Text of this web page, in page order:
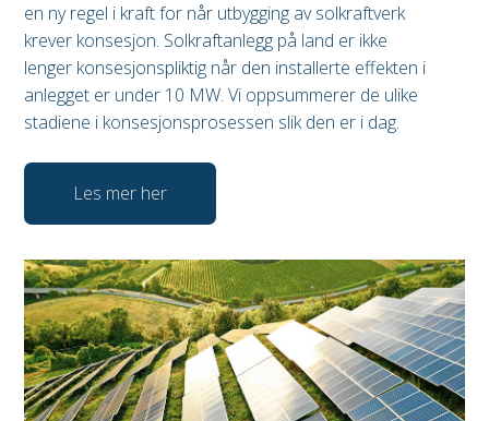
en ny regel i kraft for når utbygging av solkraftverk
krever konsesjon. Solkraftanlegg på land er ikke
lenger konsesjonspliktig når den installerte effekten i
anlegget er under 10 MW. Vi oppsummerer de ulike
stadiene i konsesjonsprosessen slik den er i dag.
Les mer her